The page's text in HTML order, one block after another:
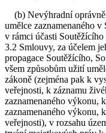
(b) Nevýhradní
umělce zaznamenaného
v rámci účasti
3.2 Smlouvy, za účelem
propagace Soutěžícího,
všem způsobům užití
zákoně (zejména pak k
veřejnosti, k záznamu
zaznamenaného výkonu,
zaznamenaného výkonu,
veřejnosti), v rozsahu